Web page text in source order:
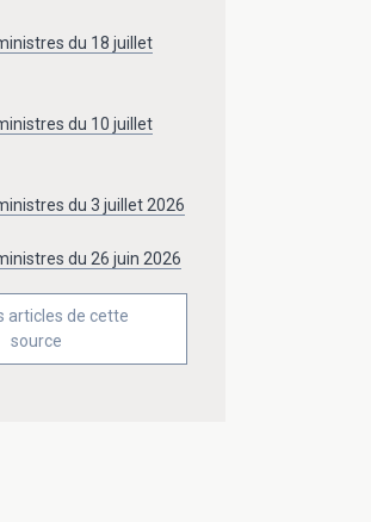
du 18 juillet
du 10 juillet
du 3 juillet 2026
du 26 juin 2026
articles de cette
source